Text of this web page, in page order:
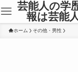
芸能人の学
報は芸能
ホーム その他・男性